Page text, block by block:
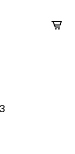
3